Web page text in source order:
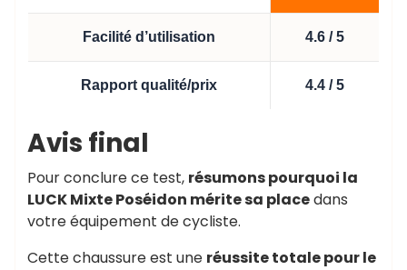
Facilité d’utilisation 4.6 / 5
Rapport qualité/prix 4.4 / 5
Avis final
Pour conclure ce test, résumons pourquoi la
LUCK Mixte Poséidon mérite sa placedans
votre équipement de cycliste.
Cette chaussure est une réussite totale pour le